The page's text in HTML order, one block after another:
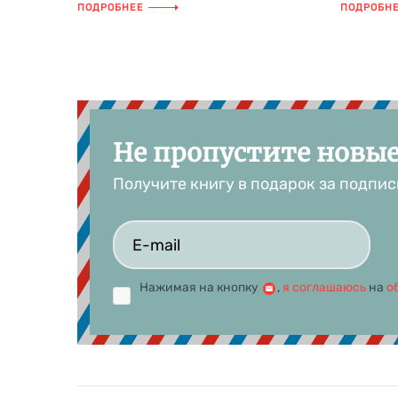
ПОДРОБНЕЕ
Не пропустите
Получите книгу в подарок за
Нажимая на кнопку , я соглашаюсь на